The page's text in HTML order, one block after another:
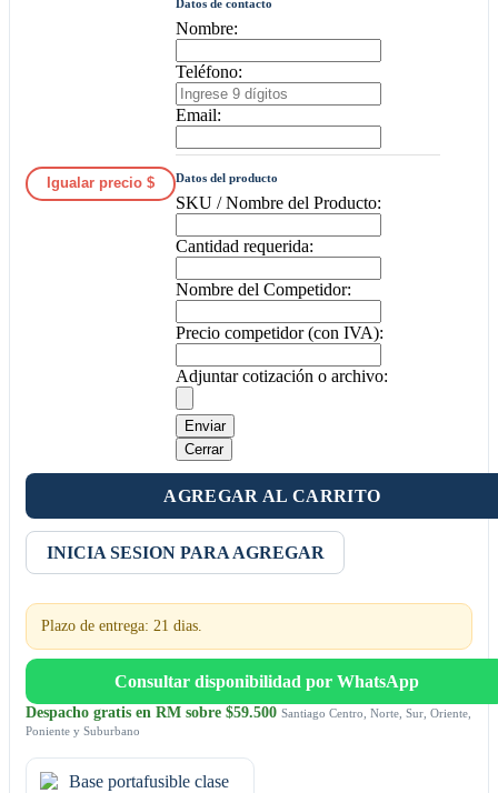
Igualar precio $
Datos de contacto
Nombre:
Teléfono:
Email:
Datos del producto
SKU / Nombre del Producto:
Cantidad requerida:
Nombre del Competidor:
Precio competidor (con IVA):
Adjuntar cotización o archivo:
Enviar
Cerrar
AGREGAR AL CARRITO
INICIA SESION PARA AGREGAR
Plazo de entrega: 21 dias.
Consultar disponibilidad por WhatsApp
Despacho gratis en RM sobre $59.500 Santiago Centro, Norte, Sur, Oriente,
Poniente y Suburbano